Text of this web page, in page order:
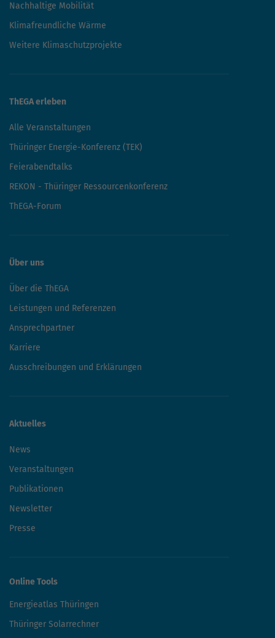
Nachhaltige Mobilität
Klimafreundliche Wärme
Weitere Klimaschutzprojekte
ThEGA erleben
Alle Veranstaltungen
Thüringer Energie-Konferenz (TEK)
Feierabendtalks
REKON - Thüringer Ressourcenkonferenz
ThEGA-Forum
Über uns
Über die ThEGA
Leistungen und Referenzen
Ansprechpartner
Karriere
Ausschreibungen und Erklärungen
Aktuelles
News
Veranstaltungen
Publikationen
Newsletter
Presse
Online Tools
Energieatlas Thüringen
Thüringer Solarrechner